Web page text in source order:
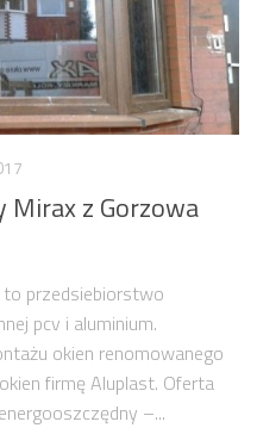
z Gorzowa
to przedsiebiorstwo
pcv i aluminium.
okien renomowanego
firmę Aluplast. Oferta
–...